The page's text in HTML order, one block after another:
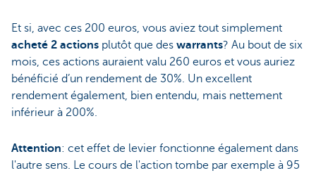
Et si, avec ces 200 euros, vous aviez tout simplement
acheté 2 actions plutôt que des warrants? Au bout de six
mois, ces actions auraient valu 260 euros et vous auriez
bénéficié d’un rendement de 30%. Un excellent
rendement également, bien entendu, mais nettement
inférieur à 200%.
Attention: cet effet de levier fonctionne également dans
l'autre sens. Le cours de l'action tombe par exemple à 95